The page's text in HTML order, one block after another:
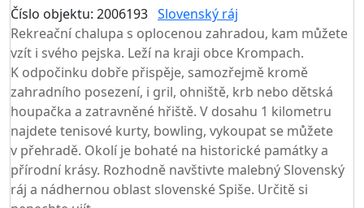
Číslo objektu: 2006193 Slovenský ráj
Rekreační chalupa s oplocenou zahradou, kam můžete
vzít i svého pejska. Leží na kraji obce Krompach.
K odpočinku dobře přispěje, samozřejmě kromě
zahradního posezení, i gril, ohniště, krb nebo dětská
houpačka a zatravněné hřiště. V dosahu 1 kilometru
najdete tenisové kurty, bowling, vykoupat se můžete
v přehradě. Okolí je bohaté na historické památky a
přírodní krásy. Rozhodně navštivte malebný Slovenský
ráj a nádhernou oblast slovenské Spiše. Určitě si